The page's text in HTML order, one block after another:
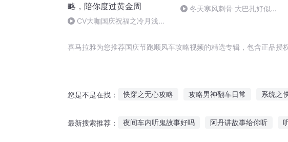
略，陪你度过黄金周
CV大咖国庆祝福之冷月浅浅
冬天寒风刺骨 大巴扎好似温
喜马拉雅为您推荐国庆节跑顺风车攻略视频的精选专辑，包含正品授
您是不是在找： 快穿之无心攻略 攻略男神翻车日常 系统之
最新搜索推荐： 夜间车内听鬼故事好吗 阿丹讲故事给你听